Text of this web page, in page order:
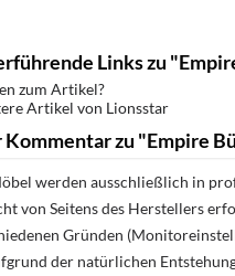
Links zu
zum Artikel?
Artikel von Lionsstar
Kommentar zu "Empire
werden ausschließlich in
von Seitens des Herstellers
Gründen
der natürlichen